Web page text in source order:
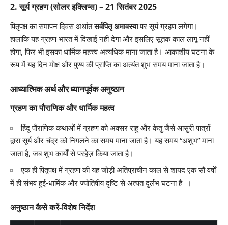
2.सूर्य ग्रहण (सोलर इक्लिप्स) – 21 सितंबर 2025
पितृपक्ष का समापन दिवस अर्थातसर्वपितृ अमावस्यापर सूर्य ग्रहण लगेगा।
हालांकि यह ग्रहण भारत में दिखाई नहीं देगा और इसलिए सूतक काल लागू नहीं
होगा, फिर भी इसका धार्मिक महत्त्व अत्यधिक माना जाता है। आकाशीय घटना के
रूप में यह दिन मोक्ष और पुण्य की प्राप्ति का अत्यंत शुभ समय माना जाता है।
आध्यात्मिक अर्थ और ध्यानपूर्वक अनुष्ठान
ग्रहण का पौराणिक और धार्मिक महत्व
हिंदू पौराणिक कथाओं में ग्रहण को अक्सर राहु और केतु जैसे आसुरी पात्रों
द्वारा सूर्य और चंद्र को निगलने का समय माना जाता है। यह समय “अशुभ” माना
जाता है, जब शुभ कार्यों से परहेज़ किया जाता है।
एक ही पितृपक्ष में ग्रहण की यह जोड़ी अतिप्राचीन काल से शायद एक सौ वर्षों
में ही संभव हुई-धार्मिक और ज्योतिषीय दृष्टि से अत्यंत दुर्लभ घटना है ।
अनुष्ठान कैसे करें-विशेष निर्देश